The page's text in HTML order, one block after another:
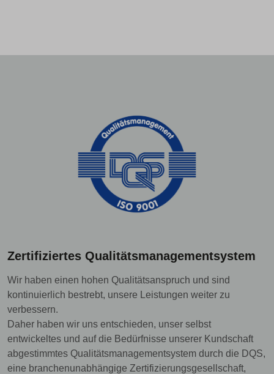
Zertifiziertes Qualitätsmanagementsystem
Wir haben einen hohen Qualitätsanspruch und sind
kontinuierlich bestrebt, unsere Leistungen weiter zu
verbessern.
Daher haben wir uns entschieden, unser selbst
entwickeltes und auf die Bedürfnisse unserer Kundschaft
abgestimmtes Qualitätsmanagementsystem durch die DQS,
eine branchenunabhängige Zertifizierungsgesellschaft,